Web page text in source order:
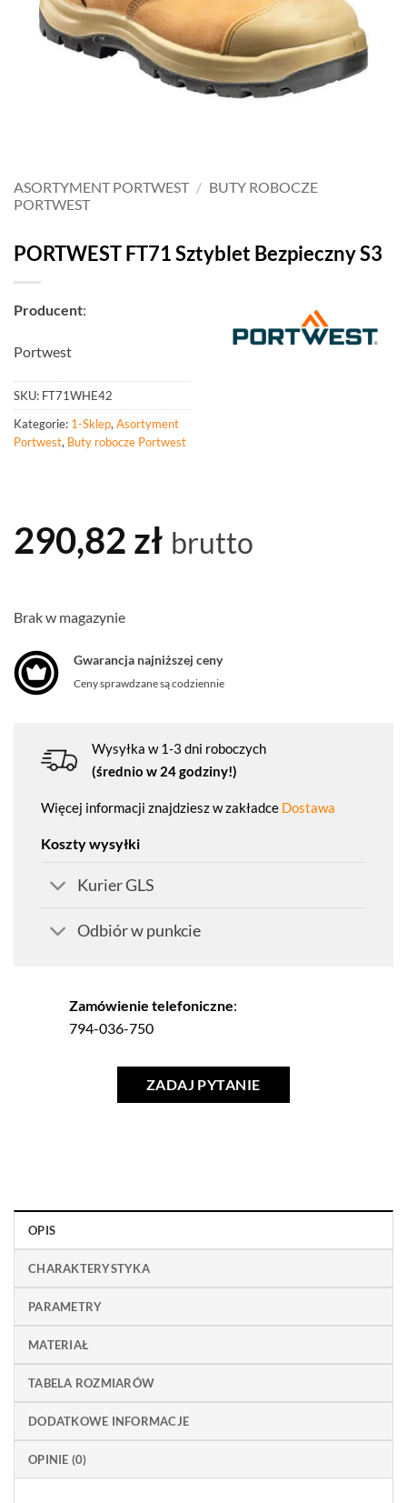
ASORTYMENT PORTWEST / BUTY ROBOCZE
PORTWEST
PORTWEST FT71 Sztyblet Bezpieczny S3
Producent:
Portwest
SKU: FT71WHE42
Kategorie: 1-Sklep,Asortyment
Portwest, Buty robocze Portwest
290,82 zł brutto
Brak w magazynie
Gwarancja najniższej ceny
Ceny sprawdzane są codziennie
Wysyłka w 1-3 dni roboczych
(średnio w 24 godziny!)
Więcej informacji znajdziesz w zakładce Dostawa
Koszty wysyłki
Kurier GLS
Odbiór w punkcie
Zamówienie telefoniczne:
794-036-750
ZADAJ PYTANIE
OPIS
CHARAKTERYSTYKA
PARAMETRY
MATERIAŁ
TABELA ROZMIARÓW
DODATKOWE INFORMACJE
OPINIE (0)